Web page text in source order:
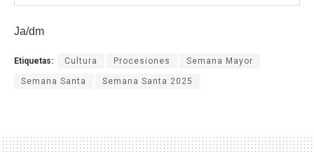
Ja/dm
Etiquetas: Cultura Procesiones Semana Mayor
Semana Santa Semana Santa 2025